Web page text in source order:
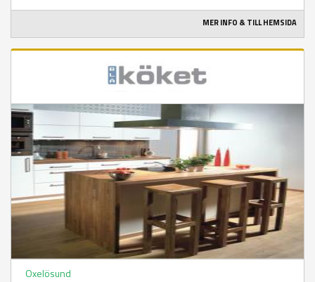
MER INFO & TILL HEMSIDA
Oxelösund